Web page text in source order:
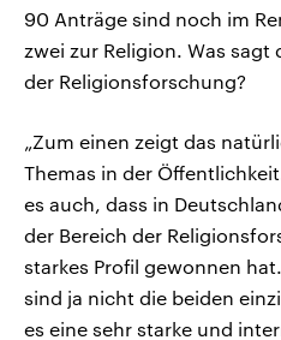
90 Anträge sind noch im
zwei zur Religion. Was sagt
der Religionsforschung?
„Zum einen zeigt das
Themas in der
es auch, dass in
der Bereich der
starkes Profil gewonnen
sind ja nicht die beiden
es eine sehr starke und